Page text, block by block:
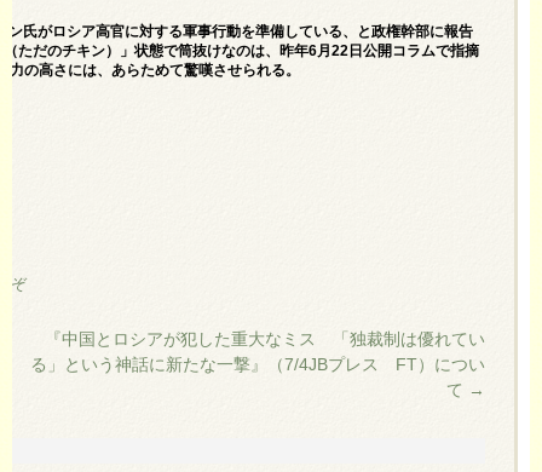
ン氏がロシア高官に対する軍事行動を準備している、と政権幹部に報告
ただのチキン）」状態で筒抜けなのは、昨年6月22日公開コラムで指摘
の高さには、あらためて驚嘆させられる。
ぞ
『中国とロシアが犯した重大なミス 「独裁制は優れてい
る」という神話に新たな一撃』（7/4JBプレス FT）につい
て →